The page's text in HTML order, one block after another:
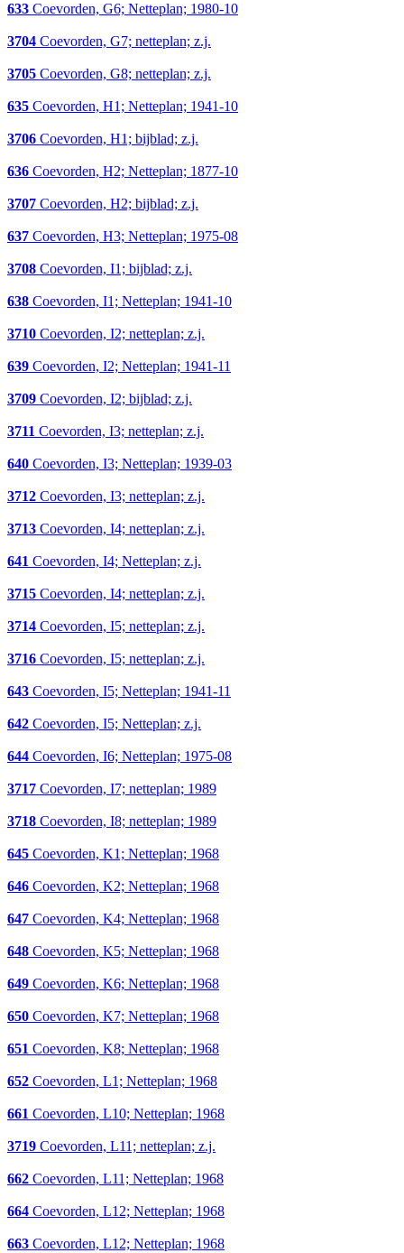
633 Coevorden, G6; Netteplan; 1980-10
3704 Coevorden, G7; netteplan; z.j.
3705 Coevorden, G8; netteplan; z.j.
635 Coevorden, H1; Netteplan; 1941-10
3706 Coevorden, H1; bijblad; z.j.
636 Coevorden, H2; Netteplan; 1877-10
3707 Coevorden, H2; bijblad; z.j.
637 Coevorden, H3; Netteplan; 1975-08
3708 Coevorden, I1; bijblad; z.j.
638 Coevorden, I1; Netteplan; 1941-10
3710 Coevorden, I2; netteplan; z.j.
639 Coevorden, I2; Netteplan; 1941-11
3709 Coevorden, I2; bijblad; z.j.
3711 Coevorden, I3; netteplan; z.j.
640 Coevorden, I3; Netteplan; 1939-03
3712 Coevorden, I3; netteplan; z.j.
3713 Coevorden, I4; netteplan; z.j.
641 Coevorden, I4; Netteplan; z.j.
3715 Coevorden, I4; netteplan; z.j.
3714 Coevorden, I5; netteplan; z.j.
3716 Coevorden, I5; netteplan; z.j.
643 Coevorden, I5; Netteplan; 1941-11
642 Coevorden, I5; Netteplan; z.j.
644 Coevorden, I6; Netteplan; 1975-08
3717 Coevorden, I7; netteplan; 1989
3718 Coevorden, I8; netteplan; 1989
645 Coevorden, K1; Netteplan; 1968
646 Coevorden, K2; Netteplan; 1968
647 Coevorden, K4; Netteplan; 1968
648 Coevorden, K5; Netteplan; 1968
649 Coevorden, K6; Netteplan; 1968
650 Coevorden, K7; Netteplan; 1968
651 Coevorden, K8; Netteplan; 1968
652 Coevorden, L1; Netteplan; 1968
661 Coevorden, L10; Netteplan; 1968
3719 Coevorden, L11; netteplan; z.j.
662 Coevorden, L11; Netteplan; 1968
664 Coevorden, L12; Netteplan; 1968
663 Coevorden, L12; Netteplan; 1968